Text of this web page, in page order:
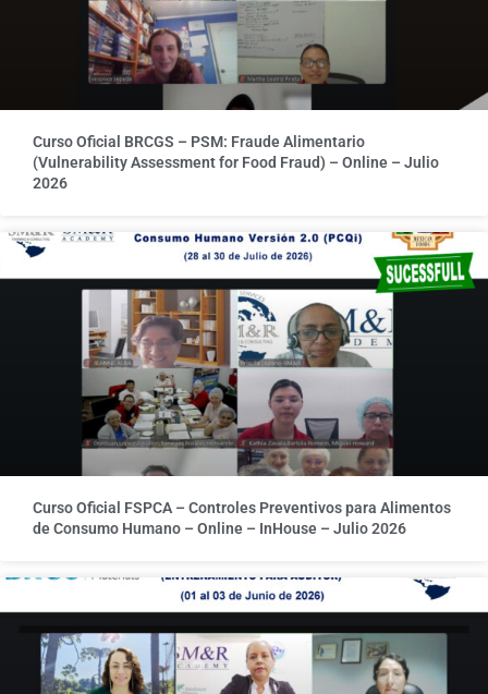
Curso Oficial BRCGS – PSM: Fraude Alimentario
(Vulnerability Assessment for Food Fraud) – Online – Julio
2026
Curso Oficial FSPCA – Controles Preventivos para Alimentos
de Consumo Humano – Online – InHouse – Julio 2026